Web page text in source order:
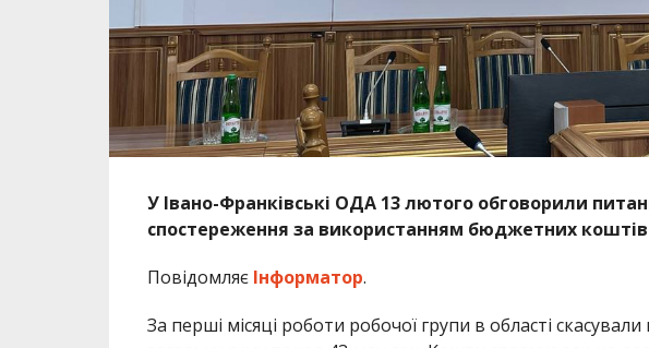
У Івано-Франківські ОДА 13 лютого обговорили
спостереження за використанням бюджетних коштів
Повідомляє Інформатор.
За перші місяці роботи робочої групи в області